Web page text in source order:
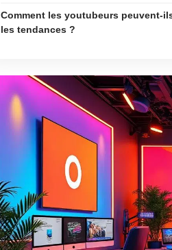
Comment les youtubeurs peuvent-
les tendances ?